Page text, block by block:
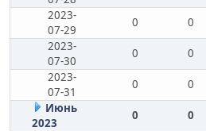
2023-
07-29
0 0
2023-
07-30
0 0
2023-
07-31
0 0
Июнь
2023
0 0